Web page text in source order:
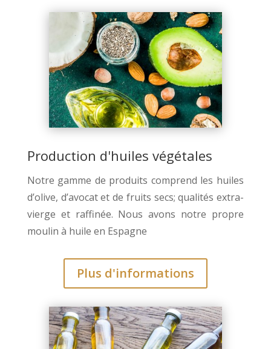
Production d'huiles végétales
Notre gamme de produits comprend les huiles
d’olive, d’avocat et de fruits secs; qualités extra-
vierge et raffinée. Nous avons notre propre
moulin à huile en Espagne
Plus d'informations